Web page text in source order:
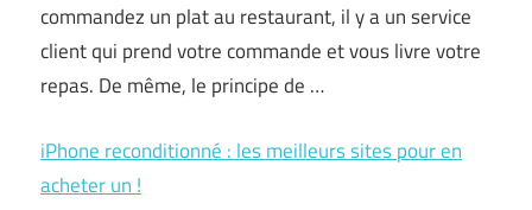
commandez un plat au restaurant, il y a un service
client qui prend votre commande et vous livre votre
repas. De même, le principe de …
iPhone reconditionné : les meilleurs sites pour en
acheter un !